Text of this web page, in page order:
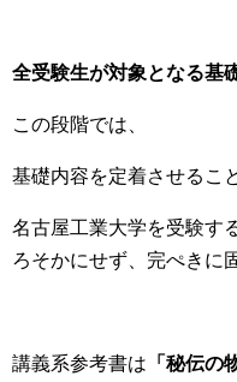
全受験生が対象となる基
この段階では、
基礎内容を定着させるこ
名古屋工業大学を受験す
ろそかにせず、完ぺきに
講義系参考書は 「 秘伝の